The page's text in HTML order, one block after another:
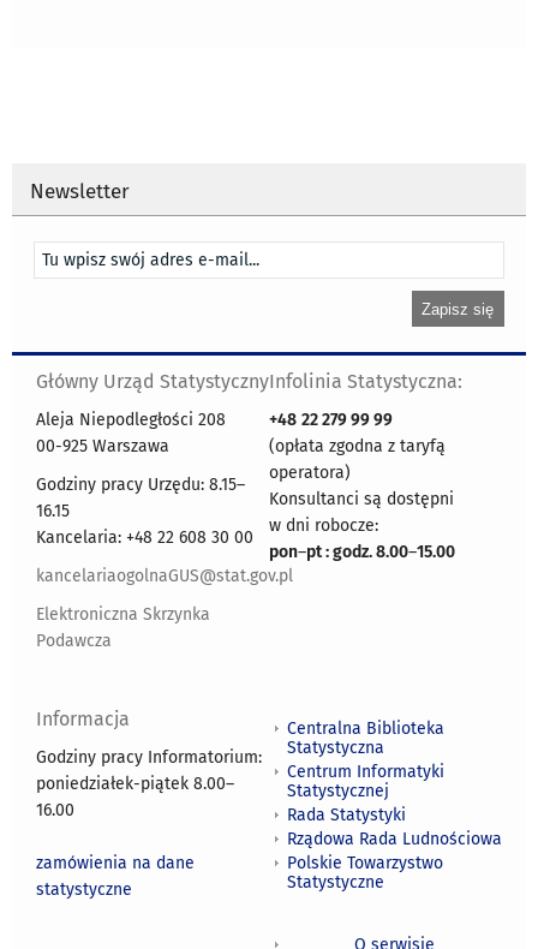
Newsletter
Główny Urząd Statystyczny
Aleja Niepodległości 208
00-925 Warszawa
Godziny pracy Urzędu: 8.15–
16.15
Kancelaria: +48 22 608 30 00
kancelariaogolnaGUS@stat.gov.pl
Elektroniczna Skrzynka
Podawcza
Infolinia Statystyczna:
+48 22 279 99 99
(opłata zgodna z taryfą
operatora)
Konsultanci są dostępni
w dni robocze:
pon–pt : godz. 8.00–15.00
Informacja
Godziny pracy Informatorium:
poniedziałek-piątek 8.00–
16.00
zamówienia na dane
statystyczne
Centralna Biblioteka
Statystyczna
Centrum Informatyki
Statystycznej
Rada Statystyki
Rządowa Rada Ludnościowa
Polskie Towarzystwo
Statystyczne
O serwisie